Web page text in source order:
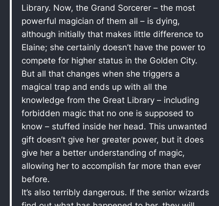
Library. Now, the Grand Sorcerer – the most
powerful magician of them all – is dying,
although initially that makes little difference to
Elaine; she certainly doesn’t have the power to
compete for higher status in the Golden City.
But all that changes when she triggers a
magical trap and ends up with all the
knowledge from the Great Library – including
forbidden magic that no one is supposed to
know – stuffed inside her head. This unwanted
gift doesn’t give her greater power, but it does
give her a better understanding of magic,
allowing her to accomplish far more than ever
before.
It’s also terribly dangerous. If the senior wizards